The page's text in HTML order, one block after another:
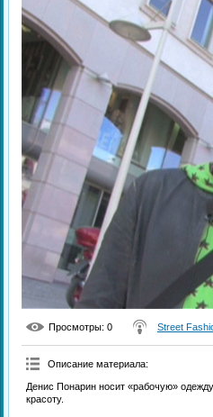
Просмотры: 0 Street
Описание материала:
Денис Понарин носит «рабочую»
красоту.